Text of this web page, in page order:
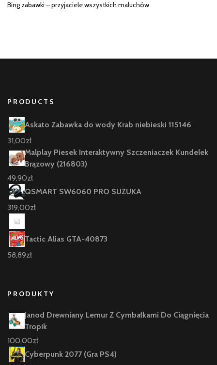
Bing zabawki – przyjaciele wszystkich maluchów
PRODUCTS
Askato Zabawka do wody Krab niebieski 115146
31,00zł
Malplay Piesek Interaktywny Szczeniaczek Kundelek
Brązowy (216803)
49,90zł
QSMART SW6060 PRO SUZUKA
319,00zł
Tactic Alias GTA-40873
58,89zł
PRODUKTY
Janod Drewniany Lemur Z Cymbałkami Do Ciągnięcia
Tropik
100,00zł
Cyberpunk 2077 (Gra PS4)